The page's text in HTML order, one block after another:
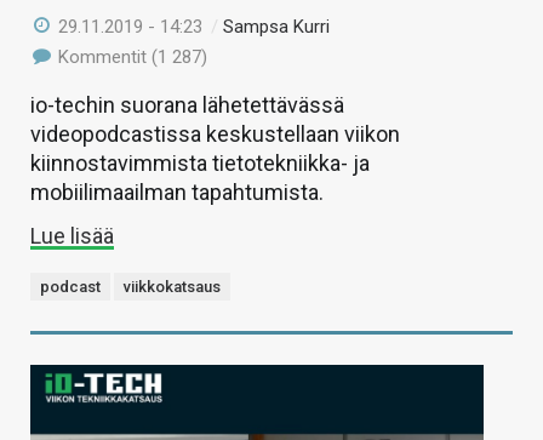
29.11.2019 - 14:23 /Sampsa Kurri
Kommentit (1 287)
io-techin suorana lähetettävässä
videopodcastissa keskustellaan viikon
kiinnostavimmista tietotekniikka- ja
mobiilimaailman tapahtumista.
Lue lisää
podcast viikkokatsaus